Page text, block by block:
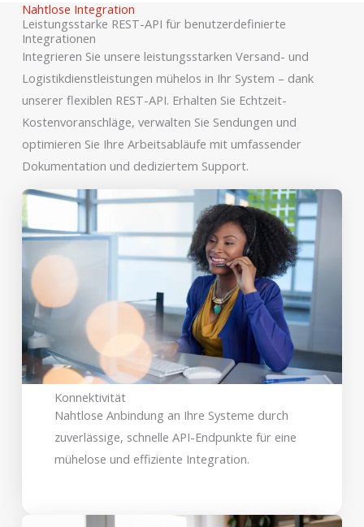
Nahtlose Integration
Leistungsstarke REST-API für benutzerdefinierte
Integrationen
Integrieren Sie unsere leistungsstarken Versand- und
Logistikdienstleistungen mühelos in Ihr System – dank
unserer flexiblen REST-API. Erhalten Sie Echtzeit-
Kostenvoranschläge, verwalten Sie Sendungen und
optimieren Sie Ihre Arbeitsabläufe mit umfassender
Dokumentation und dediziertem Support.
Konnektivität
Nahtlose Anbindung an Ihre Systeme durch
zuverlässige, schnelle API-Endpunkte für eine
mühelose und effiziente Integration.